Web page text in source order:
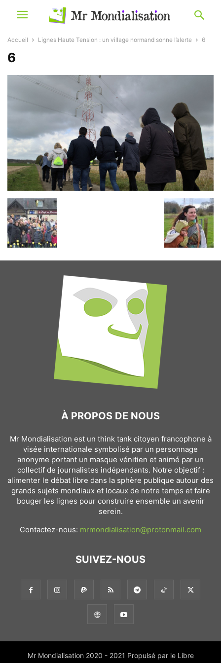
Accueil Lignes Haute Tension : un village normand sonne l’alerte 6
6
À PROPOS DE NOUS
Mr Mondialisation est un think tank citoyen francophone à
visée internationale symbolisé par un personnage
anonyme portant un masque vénitien et animé par un
collectif de journalistes indépendants. Notre objectif :
alimenter le débat libre dans la sphère publique autour des
grands sujets mondiaux et locaux de notre temps et faire
bouger les lignes pour construire ensemble un avenir
serein.
Contactez-nous: mrmondialisation@protonmail.com
SUIVEZ-NOUS
Mr Mondialisation 2020 - 2021 Propulsé par le Libre